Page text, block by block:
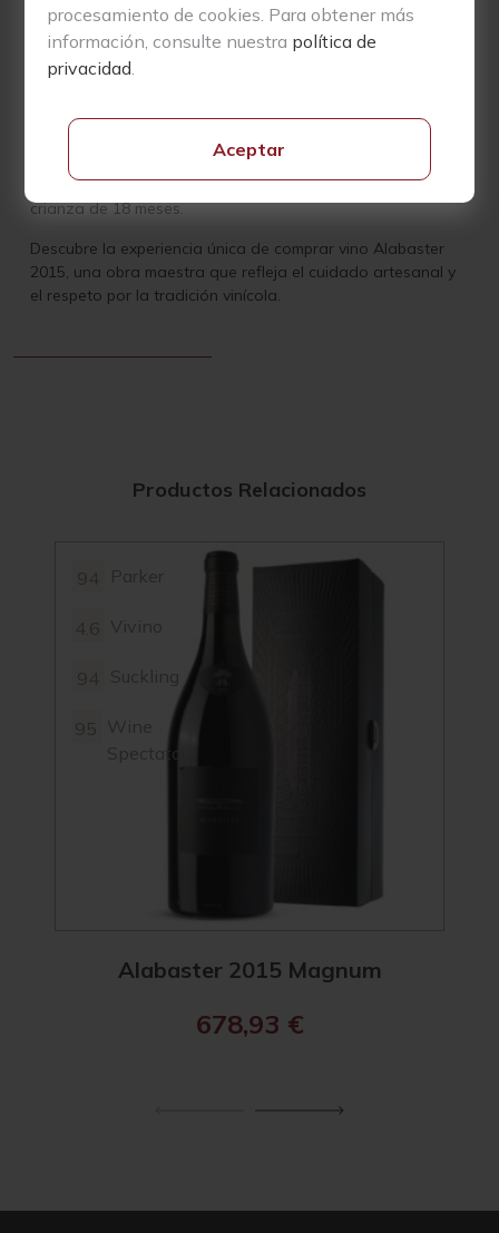
procesamiento de cookies. Para obtener más
información, consulte nuestra política de
privacidad.
Aceptar
integrada, respetuosa con el entorno y en sintonía con los
ciclos naturales. La vendimia se realiza de forma manual,
con una selección meticulosa de uvas, grano a grano.
uvas, fermentación en pequeñas cubas abiertas durante 18
mediante pisado. La fermentación maloláctica se lleva a
cabo en barricas nuevas de roble francés, seguida de una
crianza de 18 meses.
Descubre la experiencia única de comprar vino Alabaster
2015, una obra maestra que refleja el cuidado artesanal y
el respeto por la tradición vinícola.
Productos Relacionados
Parker
Vivino
Suckling
Wine
Spectator
Alabaster 2015 Magnum
678,93 €